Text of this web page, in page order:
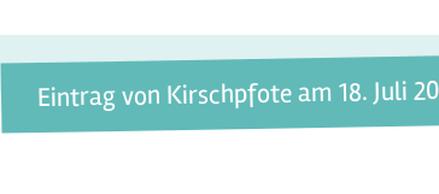
Eintrag von Kirschpfote am 18. Juli